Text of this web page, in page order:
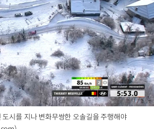
시를 지나 변화무쌍한 오솔길을 주행해야